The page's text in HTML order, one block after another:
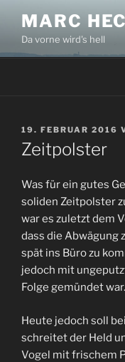
Inhalt
springen
MARC
Da vorne wird's hell
VERÖFFENTLICHT
AM
19. FEBRUAR 2016
Zeitpolster
Was für ein gutes
soliden Zeitpolster
war es zuletzt dem
dass die Abwägung
spät ins Büro zu
jedoch mit
Folge gemündet war.
Heute jedoch soll
schreitet der Held
Vogel mit frischem